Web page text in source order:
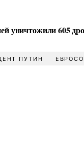
уничтожили 605
ПУТИН